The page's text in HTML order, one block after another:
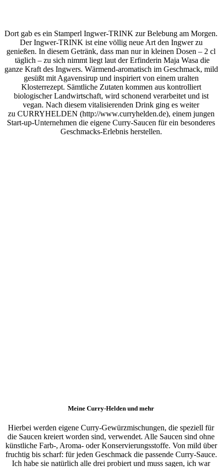
Dort gab es ein Stamperl Ingwer-TRINK zur Belebung am Morgen.
Der Ingwer-TRINK ist eine völlig neue Art den Ingwer zu
genießen. In diesem Getränk, dass man nur in kleinen Dosen – 2 cl
täglich – zu sich nimmt liegt laut der Erfinderin Maja Wasa die
ganze Kraft des Ingwers. Wärmend-aromatisch im Geschmack, mild
gesüßt mit Agavensirup und inspiriert von einem uralten
Klosterrezept. Sämtliche Zutaten kommen aus kontrolliert
biologischer Landwirtschaft, wird schonend verarbeitet und ist
vegan. Nach diesem vitalisierenden Drink ging es weiter
zu CURRYHELDEN (http://www.curryhelden.de), einem jungen
Start-up-Unternehmen die eigene Curry-Saucen für ein besonderes
Geschmacks-Erlebnis herstellen.
Meine Curry-Helden und mehr
Hierbei werden eigene Curry-Gewürzmischungen, die speziell für
die Saucen kreiert worden sind, verwendet. Alle Saucen sind ohne
künstliche Farb-, Aroma- oder Konservierungsstoffe. Von mild über
fruchtig bis scharf: für jeden Geschmack die passende Curry-Sauce.
Ich habe sie natürlich alle drei probiert und muss sagen, ich war